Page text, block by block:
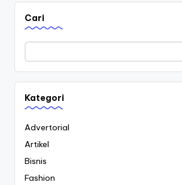
Cari
Kategori
Advertorial
Artikel
Bisnis
Fashion